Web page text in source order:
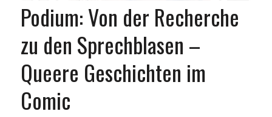
Podium: Von der Recherche
zu den Sprechblasen –
Queere Geschichten im
Comic